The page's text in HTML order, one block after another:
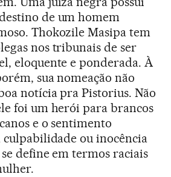
de um homem
Thokozile Masipa tem
nos tribunais de ser
eloquente e ponderada. À
sua nomeação não
notícia pra Pistorius. Não
foi um herói para brancos
e o sentimento
culpabilidade ou inocência
define em termos raciais